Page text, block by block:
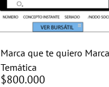
Marca que te quiero Marca
Temática
$800.000